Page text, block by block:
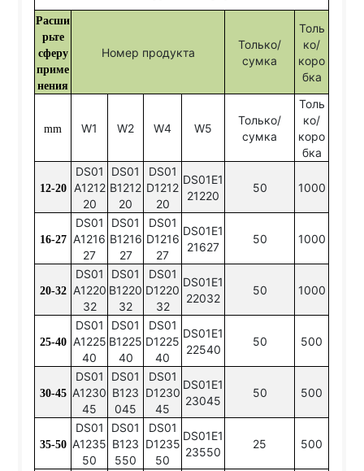
Расши
рьте
сферу
приме
нения
Номер продукта
Только/
сумка
Толь
ко/
коро
бка
mm W1 W2 W4 W5
Только/
сумка
Толь
ко/
коро
бка
12-20
DS01
A1212
20
DS01
B1212
20
DS01
D1212
20
DS01E1
21220
50 1000
16-27
DS01
A1216
27
DS01
B1216
27
DS01
D1216
27
DS01E1
21627
50 1000
20-32
DS01
A1220
32
DS01
B1220
32
DS01
D1220
32
DS01E1
22032
50 1000
25-40
DS01
A1225
40
DS01
B1225
40
DS01
D1225
40
DS01E1
22540
50 500
30-45
DS01
A1230
45
DS01
B123
045
DS01
D1230
45
DS01E1
23045
50 500
35-50
DS01
A1235
50
DS01
B123
550
DS01
D1235
50
DS01E1
23550
25 500